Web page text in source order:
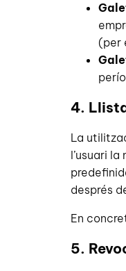
(per
4.
La
l’usuari
després
En
5.